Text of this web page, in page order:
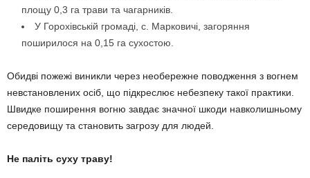
площу 0,3 га трави та чагарників.
У Горохівській громаді, с. Марковичі, загоряння
поширилося на 0,15 га сухостою.
Обидві пожежі виникли через необережне поводження з вогнем
невстановлених осіб, що підкреслює небезпеку такої практики.
Швидке поширення вогню завдає значної шкоди навколишньому
середовищу та становить загрозу для людей.
Не паліть суху траву!